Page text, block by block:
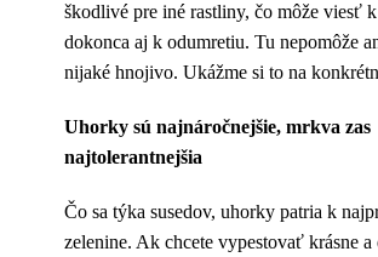
škodlivé pre iné rastliny, čo môže viesť k
dokonca aj k odumretiu. Tu nepomôže
nijaké hnojivo. Ukážme si to na
Uhorky sú najnáročnejšie, mrkva zas
najtolerantnejšia
Čo sa týka susedov, uhorky patria k
zelenine. Ak chcete vypestovať krásne a